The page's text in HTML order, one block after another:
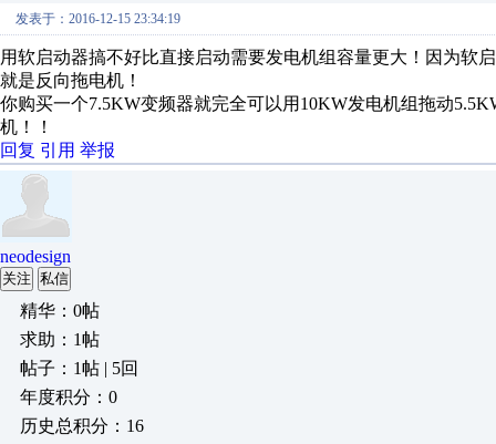
发表于：2016-12-15 23:34:19
用软启动器搞不好比直接启动需要发电机组容量更大！因为软
就是反向拖电机！
你购买一个7.5KW变频器就完全可以用10KW发电机组拖动
机！！
回复 引用 举报
neodesign
关注 私信
精华：0帖
求助：1帖
帖子：1帖 | 5回
年度积分：0
历史总积分：16